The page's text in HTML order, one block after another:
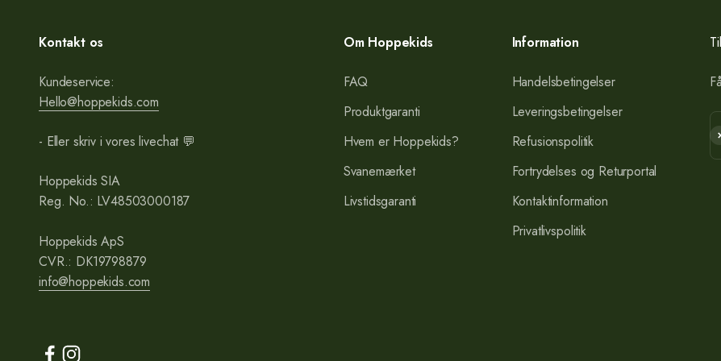
Kontakt os
Kundeservice:
Hello@hoppekids.com
- Eller skriv i vores livechat 💬
Hoppekids SIA
Reg. No.: LV48503000187
Hoppekids ApS
CVR.: DK19798879
info@hoppekids.com
Om Hoppekids
FAQ
Produktgaranti
Hvem er Hoppekids?
Svanemærket
Livstidsgaranti
Information
Handelsbetingelser
Leveringsbetingelser
Refusionspolitik
Fortrydelses og Returportal
Kontaktinformation
Privatlivspolitik